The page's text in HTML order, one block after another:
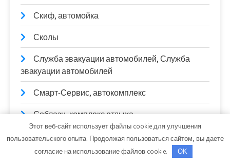
Скиф, автомойка
Сколы
Служба эвакуации автомобилей, Служба
эвакуации автомобилей
Смарт-Сервис, автокомплекс
Соблазн, комплекс отдыха
Солди, торговый дом
Этот веб-сайт использует файлы cookie для улучшения
пользовательского опыта. Продолжая пользоваться сайтом, вы даете
согласие на использование файлов cookie.
OK